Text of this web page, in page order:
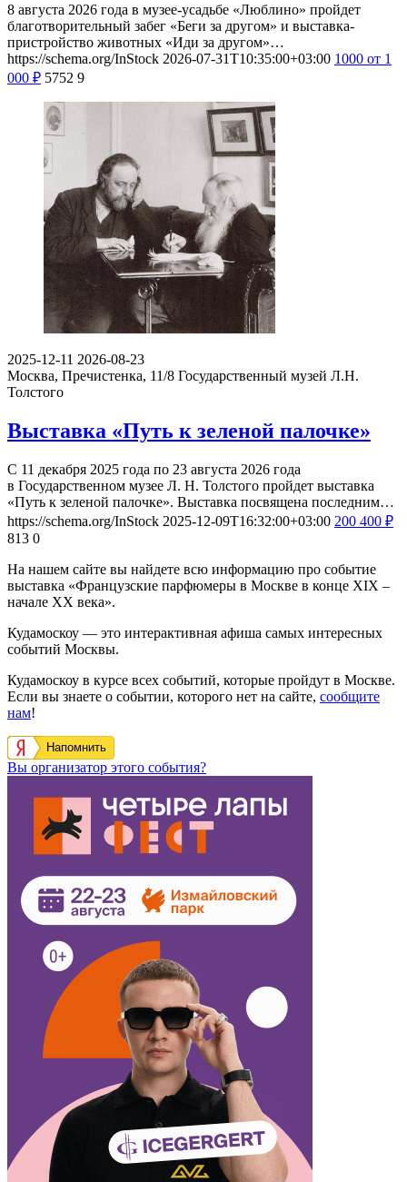
8 августа 2026 года в музее-усадьбе «Люблино» пройдет
благотворительный забег «Беги за другом» и выставка-
пристройство животных «Иди за другом»…
https://schema.org/InStock 2026-07-31T10:35:00+03:00 1000 от 1
000 ₽ 5752 9
2025-12-11 2026-08-23
Москва, Пречистенка, 11/8 Государственный музей Л.Н.
Толстого
Выставка «Путь к зеленой палочке»
С 11 декабря 2025 года по 23 августа 2026 года
в Государственном музее Л. Н. Толстого пройдет выставка
«Путь к зеленой палочке». Выставка посвящена последним…
https://schema.org/InStock 2025-12-09T16:32:00+03:00 200 400 ₽
813 0
На нашем сайте вы найдете всю информацию про событие
выставка «Французские парфюмеры в Москве в конце XIX –
начале ХХ века».
Кудамоскоу — это интерактивная афиша самых интересных
событий Москвы.
Кудамоскоу в курсе всех событий, которые пройдут в Москве.
Если вы знаете о событии, которого нет на сайте, сообщите
нам!
Напомнить
Вы организатор этого события?